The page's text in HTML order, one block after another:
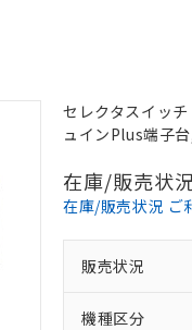
セレクタスイッ
ュインPlus端子
在庫/販売状
在庫/販売状況 ご
販売状況
機種区分